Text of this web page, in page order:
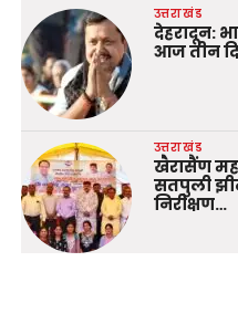
उत्तराखंड
देहरादून:
आज तीन
उत्तराखंड
खैरासैंण
सतपुली
निरीक्षण…